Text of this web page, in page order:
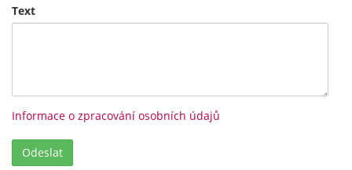
Text
Informace o zpracování osobních údajů